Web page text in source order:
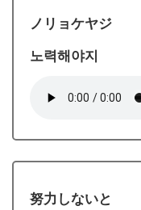
ノリョケヤジ
노력해야지
努力しないと